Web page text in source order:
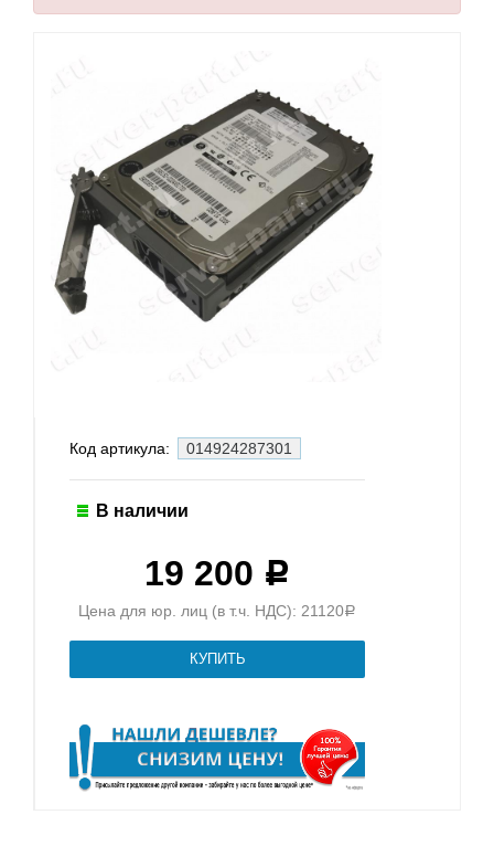
Код артикула: 014924287301
В наличии
19 200 Р
Цена для юр. лиц (в т.ч. НДС): 21120Р